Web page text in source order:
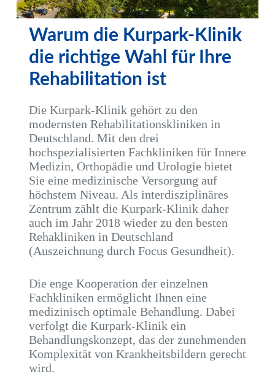
Warum die Kurpark-Klinik
die richtige Wahl für Ihre
Rehabilitation ist
Die Kurpark-Klinik gehört zu den
modernsten Rehabilitationskliniken in
Deutschland. Mit den drei
hochspezialisierten Fachkliniken für Innere
Medizin, Orthopädie und Urologie bietet
Sie eine medizinische Versorgung auf
höchstem Niveau. Als interdisziplinäres
Zentrum zählt die Kurpark-Klinik daher
auch im Jahr 2018 wieder zu den besten
Rehakliniken in Deutschland
(Auszeichnung durch Focus Gesundheit).
Die enge Kooperation der einzelnen
Fachkliniken ermöglicht Ihnen eine
medizinisch optimale Behandlung. Dabei
verfolgt die Kurpark-Klinik ein
Behandlungskonzept, das der zunehmenden
Komplexität von Krankheitsbildern gerecht
wird.